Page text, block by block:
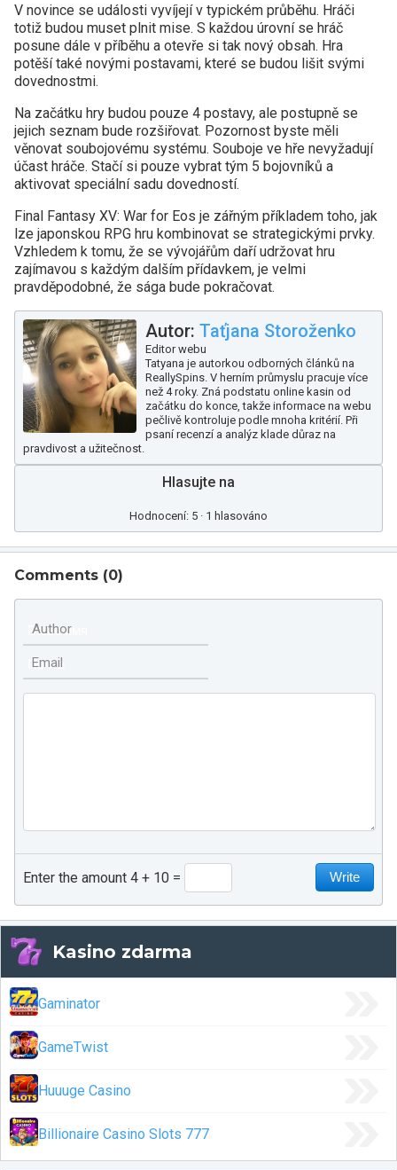
V novince se události vyvíjejí v typickém průběhu. Hráči
totiž budou muset plnit mise. S každou úrovní se hráč
posune dále v příběhu a otevře si tak nový obsah. Hra
potěší také novými postavami, které se budou lišit svými
dovednostmi.
Na začátku hry budou pouze 4 postavy, ale postupně se
jejich seznam bude rozšiřovat. Pozornost byste měli
věnovat soubojovému systému. Souboje ve hře nevyžadují
účast hráče. Stačí si pouze vybrat tým 5 bojovníků a
aktivovat speciální sadu dovedností.
Final Fantasy XV: War for Eos je zářným příkladem toho, jak
lze japonskou RPG hru kombinovat se strategickými prvky.
Vzhledem k tomu, že se vývojářům daří udržovat hru
zajímavou s každým dalším přídavkem, je velmi
pravděpodobné, že sága bude pokračovat.
Autor: Taťjana Storoženko
Editor webu
Tatyana je autorkou odborných článků na
ReallySpins. V herním průmyslu pracuje více
než 4 roky. Zná podstatu online kasin od
začátku do konce, takže informace na webu
pečlivě kontroluje podle mnoha kritérií. Při
psaní recenzí a analýz klade důraz na
pravdivost a užitečnost.
Hlasujte na
Hodnocení: 5 · 1 hlasováno
Comments (0)
Author
Email
Enter the amount 4 + 10
Kasino zdarma
Gaminator
GameTwist
Huuuge Casino
Billionaire Casino Slots 777